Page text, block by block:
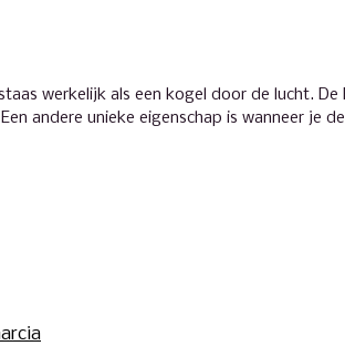
werkelijk als een kogel door de lucht.
andere unieke eigenschap is wanneer je